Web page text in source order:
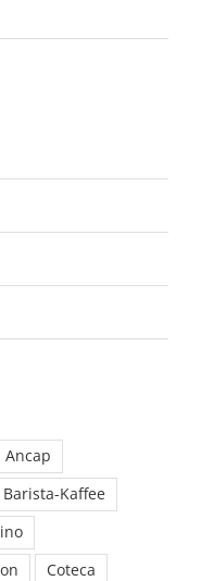
Ancap
Barista-Kaffee
Coteca